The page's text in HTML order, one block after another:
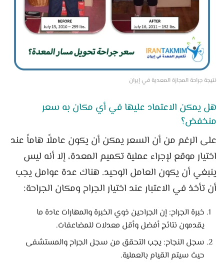
نتيجة جراحة المجازة المعدية في إيران
هل يمكن الاعتماد عليها في أي مكان به سعر
منخفض؟
على الرغم من أن السعر يمكن أن يكون عاملاً هاماً عند
اختيار موقع لإجراء عملية تكميم المعدة، إلا أنه ليس
ينبغي أن يكون العامل الوحيد. هناك عدة عوامل يجب
أن تأخذ في الاعتبار عند اختيار الجراح ومكان الجراحة:
خبرة الجراح: إن الجراحين ذوي الخبرة والمهارات عادة ما
يقدمون نتائج أفضل وأقل معدلات للمضاعفات.
سجل النجاح: يجب التحقق من سجل الجراح والمستشفى
حيث سيتم القيام بالعملية.